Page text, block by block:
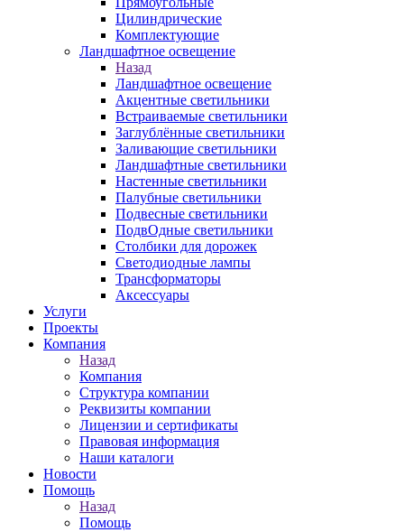
Цилиндрические
Комплектующие
Ландшафтное освещение
Назад
Ландшафтное освещение
Акцентные светильники
Встраиваемые светильники
Заглублённые светильники
Заливающие светильники
Ландшафтные светильники
Настенные светильники
Палубные светильники
Подвесные светильники
ПодвОдные светильники
Столбики для дорожек
Светодиодные лампы
Трансформаторы
Аксессуары
Услуги
Проекты
Компания
Назад
Компания
Структура компании
Реквизиты компании
Лицензии и сертификаты
Правовая информация
Наши каталоги
Новости
Помощь
Назад
Помощь